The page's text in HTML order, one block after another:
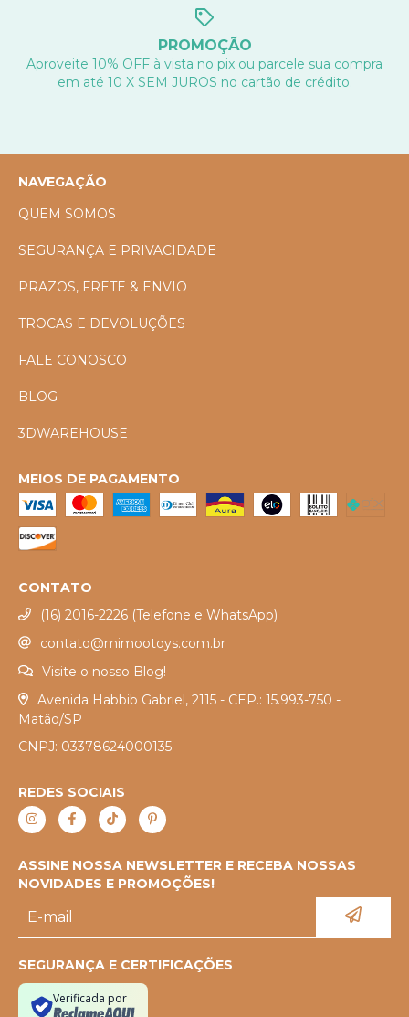
PROMOÇÃO
Aproveite 10% OFF à vista no pix ou parcele sua compra
em até 10 X SEM JUROS no cartão de crédito.
NAVEGAÇÃO
QUEM SOMOS
SEGURANÇA E PRIVACIDADE
PRAZOS, FRETE & ENVIO
TROCAS E DEVOLUÇÕES
FALE CONOSCO
BLOG
3DWAREHOUSE
MEIOS DE PAGAMENTO
CONTATO
(16) 2016-2226 (Telefone e WhatsApp)
contato@mimootoys.com.br
Visite o nosso Blog!
Avenida Habbib Gabriel, 2115 - CEP.: 15.993-750 -
Matão/SP
CNPJ: 03378624000135
REDES SOCIAIS
ASSINE NOSSA NEWSLETTER E RECEBA NOSSAS
NOVIDADES E PROMOÇÕES!
SEGURANÇA E CERTIFICAÇÕES
Verificada por